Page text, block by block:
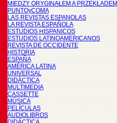
MIĘDZY ORYGINAŁEM A PRZEKŁADEM
PUNTOyCOMA
LAS REVISTAS ESPANOLAS
LA REVISTA ESPAÑOLA
ESTUDIOS HISPANICOS
ESTUDIOS LATINOAMERICANOS
REVISTA DE OCCIDENTE
HISTORIA
ESPAÑA
AMÉRICA LATINA
UNIVERSAL
DIDÁCTICA
MULTIMEDIA
CASSETTE
MÚSICA
PELÍCULAS
AUDIOLIBROS